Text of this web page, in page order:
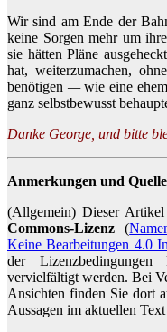
Wir sind am Ende der
keine Sorgen mehr um
sie hätten Pläne
hat, weiterzumachen,
benötigen —wie eine
ganz selbstbewusst
Danke George, und bitte
Anmerkungen und
(Allgemein) Dieser
Commons-Lizenz (
Keine Bearbeitungen 4.0
der
vervielfältigt werden. Bei
Ansichten finden Sie dort
Aussagen im aktuellen